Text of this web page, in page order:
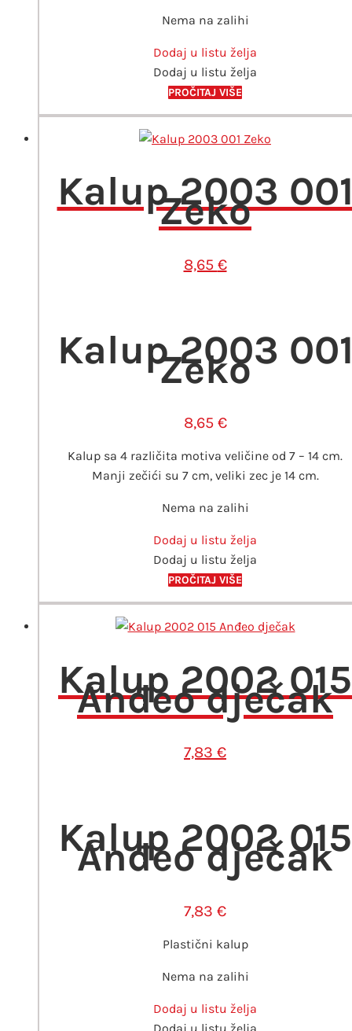
Nema na zalihi
Dodaj u listu želja
Dodaj u listu želja
PROČITAJ VIŠE
Kalup 2003
Zeko
8,65 €
Kalup 2003
Zeko
8,65 €
Kalup sa 4 različita motiva veličine od 7 – 14 cm.
Manji zečići su 7 cm, veliki zec je 14 cm.
Nema na zalihi
Dodaj u listu želja
Dodaj u listu želja
PROČITAJ VIŠE
Kalup 2002 015
Anđeo dječak
7,83 €
Kalup 2002 015
Anđeo dječak
7,83 €
Plastični kalup
Nema na zalihi
Dodaj u listu želja
Dodaj u listu želja